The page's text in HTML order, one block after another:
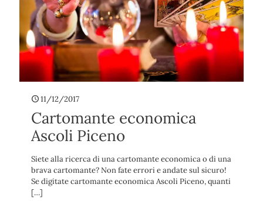
11/12/2017
Cartomante economica
Ascoli Piceno
Siete alla ricerca di una cartomante economica o di una
brava cartomante? Non fate errori e andate sul sicuro!
Se digitate cartomante economica Ascoli Piceno, quanti
[…]